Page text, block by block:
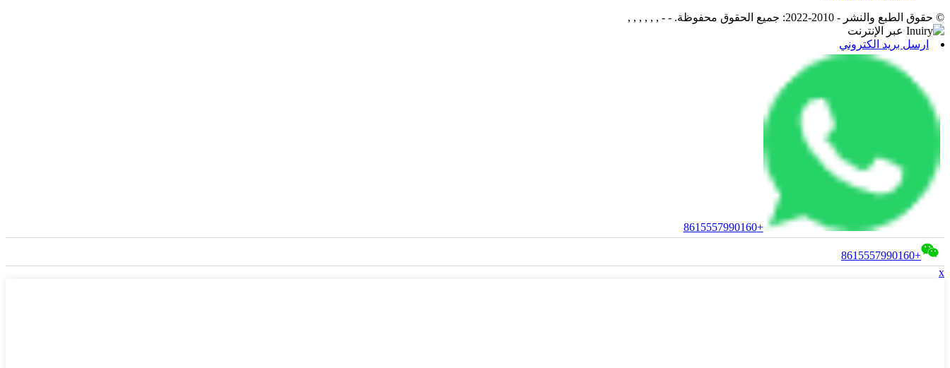
© حقوق الطبع والنشر - 2010-2022: جميع الحقوق محفوظة. - - , , , , , ,
ارسل بريد الكتروني
+8615557990160
+8615557990160
x